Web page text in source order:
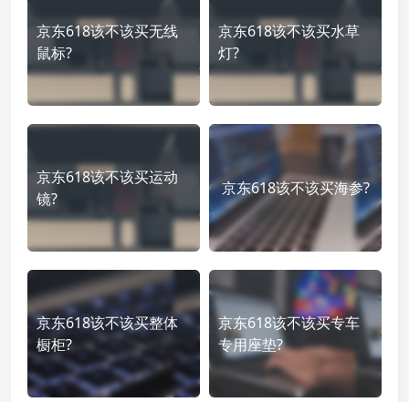
京东618该不该买无线
鼠标?
京东618该不该买水草
灯?
京东618该不该买运动
镜?
京东618该不该买海参?
京东618该不该买整体
橱柜?
京东618该不该买专车
专用座垫?